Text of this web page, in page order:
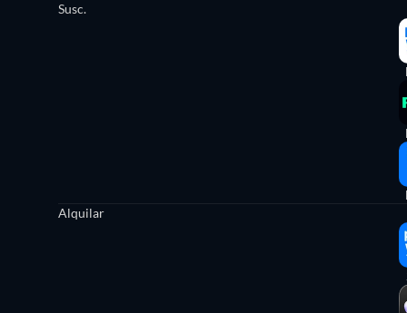
Susc.
Alquilar